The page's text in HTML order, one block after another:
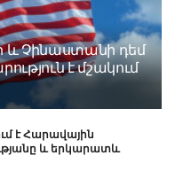
Չինաստանի դեմ
է մշակում
է Հարավային
և երկարատև